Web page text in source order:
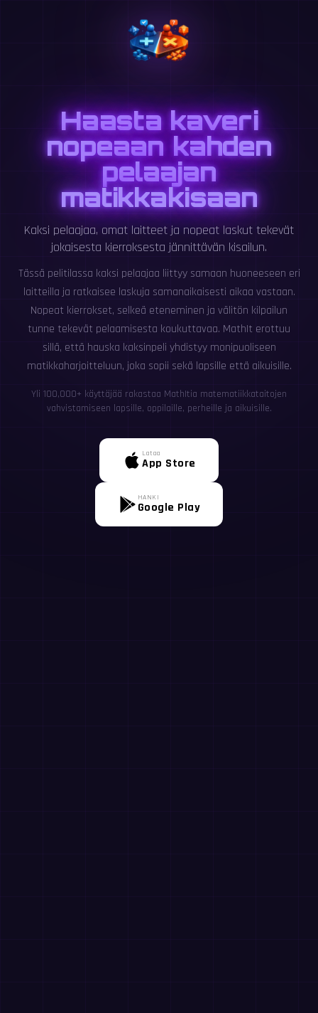
Haasta kaveri
nopeaan kahden
pelaajan
matikkakisaan
Kaksi pelaajaa, omat laitteet ja nopeat laskut tekevät
jokaisesta kierroksesta jännittävän kisailun.
Tässä pelitilassa kaksi pelaajaa liittyy samaan huoneeseen eri
laitteilla ja ratkaisee laskuja samanaikaisesti aikaa vastaan.
Nopeat kierrokset, selkeä eteneminen ja välitön kilpailun
tunne tekevät pelaamisesta koukuttavaa. MathIt erottuu
sillä, että hauska kaksinpeli yhdistyy monipuoliseen
matikkaharjoitteluun, joka sopii sekä lapsille että aikuisille.
Yli 100,000+ käyttäjää rakastaa MathItia matematiikkataitojen
vahvistamiseen lapsille, oppilaille, perheille ja aikuisille.
Lataa
App Store
HANKI
Google Play